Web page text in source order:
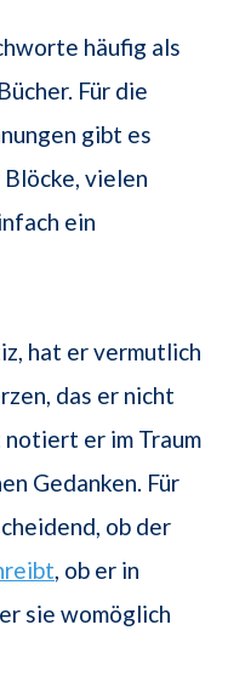
häufig als
Für die
gibt es
vielen
ein
hat er vermutlich
das er nicht
er im Traum
Gedanken. Für
ob der
, ob er in
sie womöglich